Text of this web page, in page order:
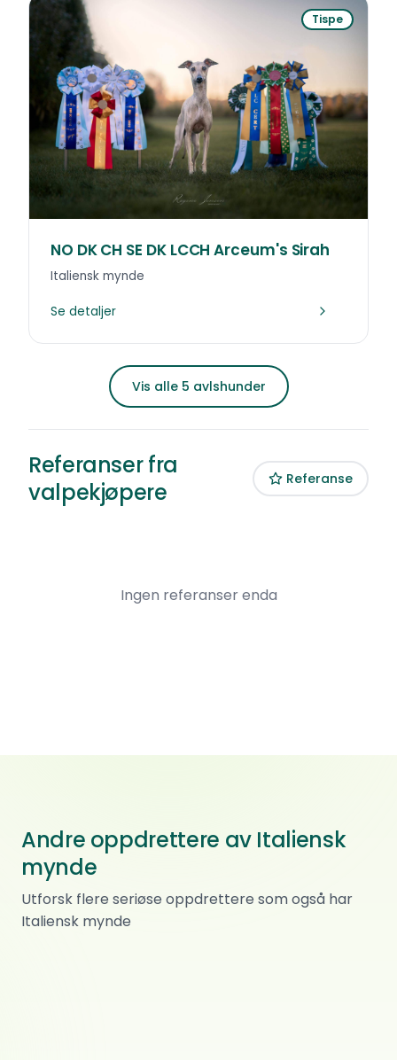
Tispe
NO DK CH SE DK LCCH Arceum's Sirah
Italiensk mynde
Se detaljer
Vis alle 5 avlshunder
Referanser fra
valpekjøpere
Referanse
Ingen referanser enda
Andre oppdrettere av Italiensk
mynde
Utforsk flere seriøse oppdrettere som også har
Italiensk mynde
Noless
Italiensk mynde